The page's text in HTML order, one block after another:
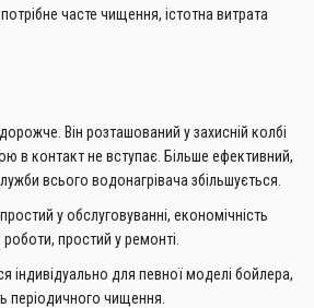
часте чищення, істотна витрата
Він розташований у захисній колбі
в контакт не вступає. Більше ефективний,
всього водонагрівача збільшується.
у обслуговуванні, економічність
простий у ремонті.
індивідуально для певної моделі бойлера,
періодичного чищення.